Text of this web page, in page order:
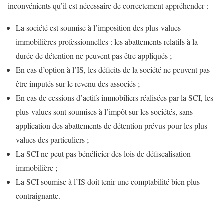
inconvénients qu’il est nécessaire de correctement appréhender :
La société est soumise à l’imposition des plus-values
immobilières professionnelles : les abattements relatifs à la
durée de détention ne peuvent pas être appliqués ;
En cas d’option à l’IS, les déficits de la société ne peuvent pas
être imputés sur le revenu des associés ;
En cas de cessions d’actifs immobiliers réalisées par la SCI, les
plus-values sont soumises à l’impôt sur les sociétés, sans
application des abattements de détention prévus pour les plus-
values des particuliers ;
La SCI ne peut pas bénéficier des lois de défiscalisation
immobilière ;
La SCI soumise à l’IS doit tenir une comptabilité bien plus
contraignante.